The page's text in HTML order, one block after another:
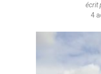
écrit
4